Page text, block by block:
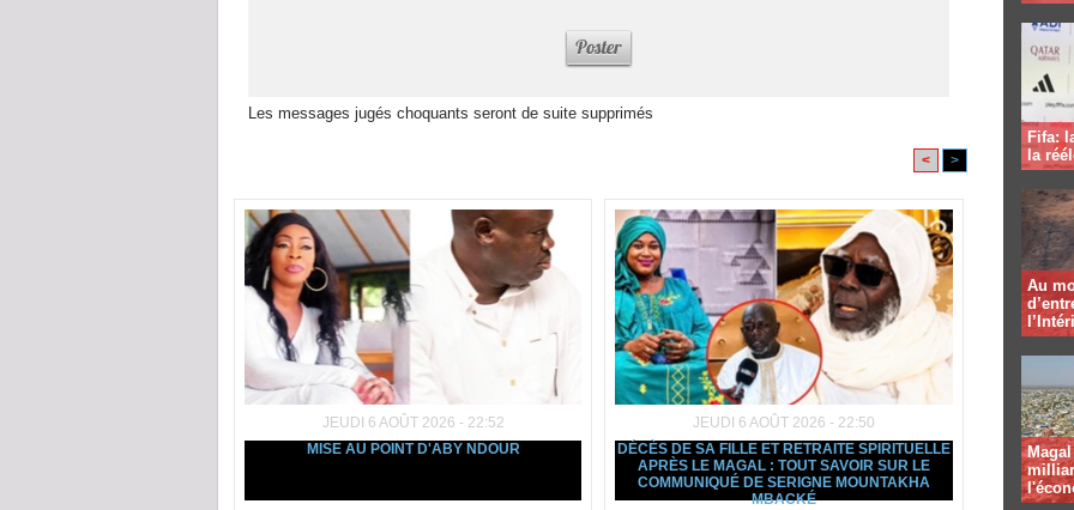
Les messages jugés choquants seront de suite supprimés
< >
JEUDI 6 AOÛT 2026 - 22:52
MISE AU POINT D'ABY NDOUR
JEUDI 6 AOÛT 2026 - 22:50
DÉCÈS DE SA FILLE ET RETRAITE SPIRITUELLE
APRÈS LE MAGAL : TOUT SAVOIR SUR LE
COMMUNIQUÉ DE SERIGNE MOUNTAKHA
MBACKÉ
Fifa:
la
Au